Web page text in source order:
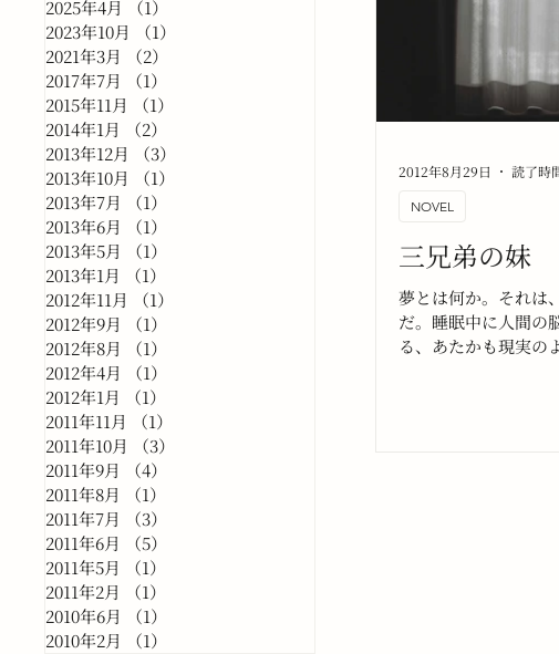
2025年4月
（1）
2023年10月
（1）
2021年3月
（2）
2017年7月
（1）
2015年11月
（1）
2014年1月
（2）
2013年12月
（3）
2013年10月
（1）
2013年7月
（1）
2013年6月
（1）
2013年5月
（1）
2013年1月
（1）
2012年11月
（1）
2012年9月
（1）
2012年8月
（1）
2012年4月
（1）
2012年1月
（1）
2011年11月
（1）
2011年10月
（3）
2011年9月
（4）
2011年8月
（1）
2011年7月
（3）
2011年6月
（5）
2011年5月
（1）
2011年2月
（1）
2010年6月
（1）
2010年2月
（1）
三兄弟の妹
夢とは何か。それは
だ。睡眠中に人間の
る、あたかも現実の
NOVEL
2012年8月29日 読了時